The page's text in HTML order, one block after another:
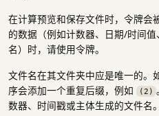
在计算预览和保存文件时，令牌会
的数据（例如计数器、日期/时间
名）时，请使用令牌。
文件名在其文件夹中应是唯一的。
序会添加一个重复后缀，例如
(2)
数器、时间戳或主体生成的文件名。